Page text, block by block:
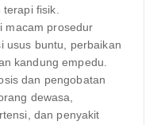
terapi fisik.
macam prosedur
usus buntu, perbaikan
kandung empedu.
dan pengobatan
dewasa,
dan penyakit